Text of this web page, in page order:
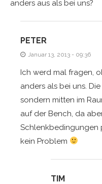
anders aus als bei uns?
PETER
Januar 13, 2013 - 09:36
Ich werd mal fragen,
anders als bei uns.
sondern mitten im
auf der Bench, da
Schlenkbedingungen
kein Problem
TIM